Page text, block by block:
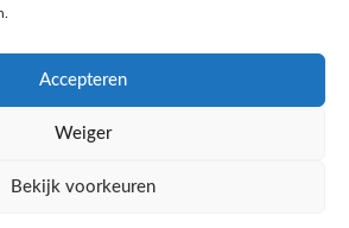
Accepteren
Weiger
Bekijk voorkeuren
Ketomaaltijd.nl 2025